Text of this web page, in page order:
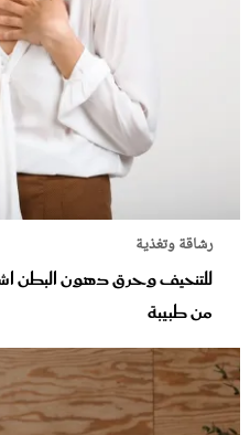
رشاقة وتغذية
للتنحيف وحرق دهون البطن
من طبيبة